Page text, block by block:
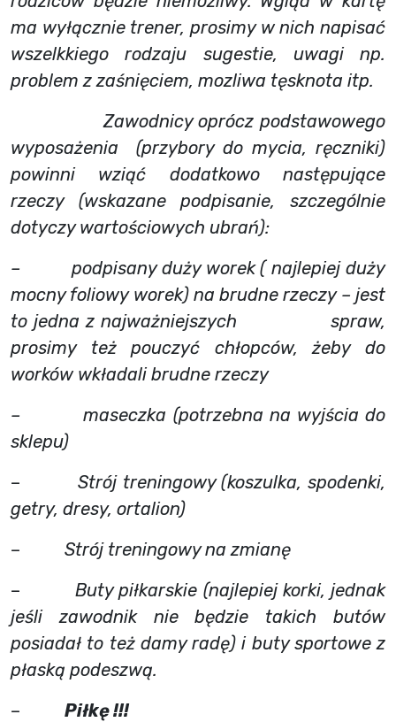
ma wyłącznie trener, prosimy w nich napisać
wszelkkiego rodzaju sugestie, uwagi np.
problem z zaśnięciem, mozliwa tęsknota itp.
Zawodnicy oprócz podstawowego
wyposażenia (przybory do mycia, ręczniki)
powinni wziąć dodatkowo następujące
rzeczy (wskazane podpisanie, szczególnie
dotyczy wartościowych ubrań):
– podpisany duży worek ( najlepiej duży
mocny foliowy worek) na brudne rzeczy – jest
to jedna z najważniejszych spraw,
prosimy też pouczyć chłopców, żeby do
worków wkładali brudne rzeczy
– maseczka (potrzebna na wyjścia do
sklepu)
–Strój treningowy (koszulka, spodenki,
getry, dresy, ortalion)
– Strój treningowy na zmianę
–Buty piłkarskie (najlepiej korki, jednak
jeśli zawodnik nie będzie takich butów
posiadał to też damy radę) i buty sportowe z
płaską podeszwą.
– Piłkę !!!